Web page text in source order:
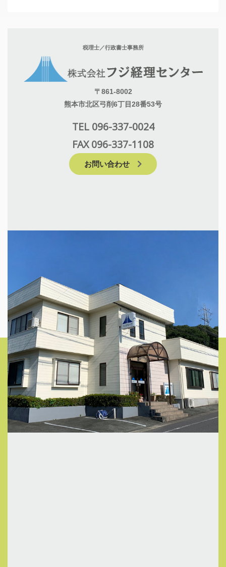
税理士／行政書士事務所
〒861-8002
熊本市北区弓削6丁目28番53号
TEL 096-337-0024
FAX 096-337-1108
お問い合わせ